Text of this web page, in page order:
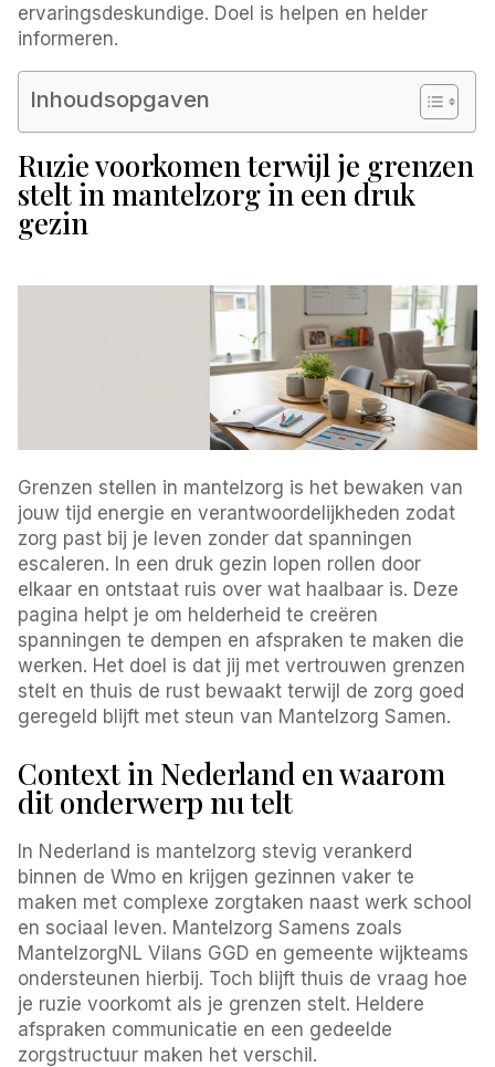
ervaringsdeskundige. Doel is helpen en helder
informeren.
Inhoudsopgaven
Ruzie voorkomen terwijl je grenzen
stelt in mantelzorg in een druk
gezin
Grenzen stellen in mantelzorg is het bewaken van
jouw tijd energie en verantwoordelijkheden zodat
zorg past bij je leven zonder dat spanningen
escaleren. In een druk gezin lopen rollen door
elkaar en ontstaat ruis over wat haalbaar is. Deze
pagina helpt je om helderheid te creëren
spanningen te dempen en afspraken te maken die
werken. Het doel is dat jij met vertrouwen grenzen
stelt en thuis de rust bewaakt terwijl de zorg goed
geregeld blijft met steun van Mantelzorg Samen.
Context in Nederland en waarom
dit onderwerp nu telt
In Nederland is mantelzorg stevig verankerd
binnen de Wmo en krijgen gezinnen vaker te
maken met complexe zorgtaken naast werk school
en sociaal leven. Mantelzorg Samens zoals
MantelzorgNL Vilans GGD en gemeente wijkteams
ondersteunen hierbij. Toch blijft thuis de vraag hoe
je ruzie voorkomt als je grenzen stelt. Heldere
afspraken communicatie en een gedeelde
zorgstructuur maken het verschil.